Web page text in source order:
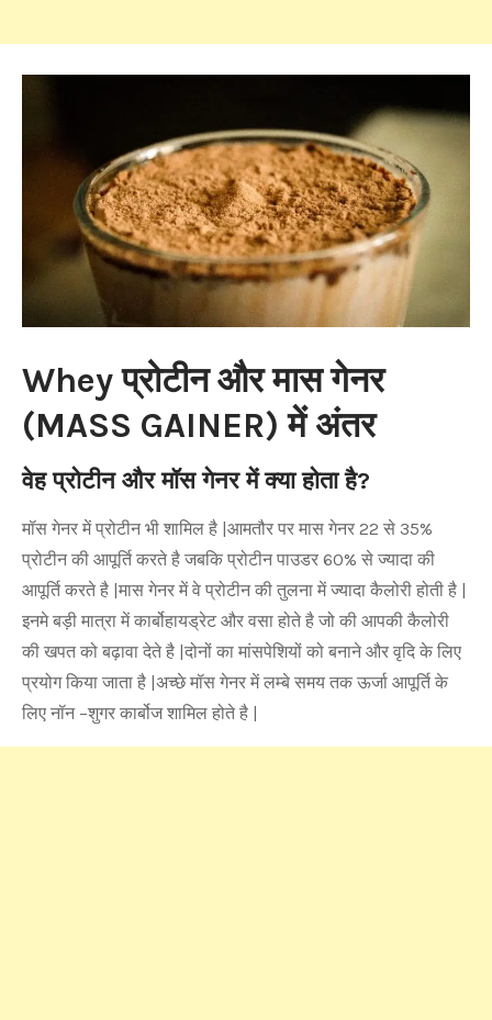
Whey प्रोटीन और मास गेनर
(MASS GAINER) में अंतर
वेह प्रोटीन और मॉस गेनर में क्या होता है?
मॉस गेनर में प्रोटीन भी शामिल है |आमतौर पर मास गेनर 22 से 35%
प्रोटीन की आपूर्ति करते है जबकि प्रोटीन पाउडर 60% से ज्यादा की
आपूर्ति करते है |मास गेनर में वे प्रोटीन की तुलना में ज्यादा कैलोरी होती है |
इनमे बड़ी मात्रा में कार्बोहायड्रेट और वसा होते है जो की आपकी कैलोरी
की खपत को बढ़ावा देते है |दोनों का मांसपेशियों को बनाने और वृदि के लिए
प्रयोग किया जाता है |अच्छे मॉस गेनर में लम्बे समय तक ऊर्जा आपूर्ति के
लिए नॉन –शुगर कार्बोज शामिल होते है |